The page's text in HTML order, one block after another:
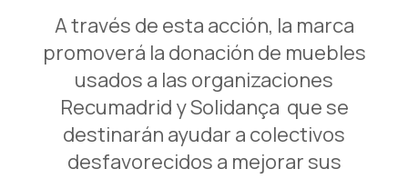
A través de esta acción, la marca
promoverá la donación de muebles
usados a las organizaciones
Recumadrid y Solidança que se
destinarán ayudar a colectivos
desfavorecidos a mejorar sus